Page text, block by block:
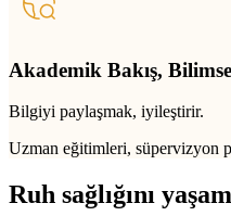
Akademik Bakış,
Bilgiyi paylaşmak, iyileştirir.
Uzman eğitimleri, süpervizyon
Ruh sağlığını